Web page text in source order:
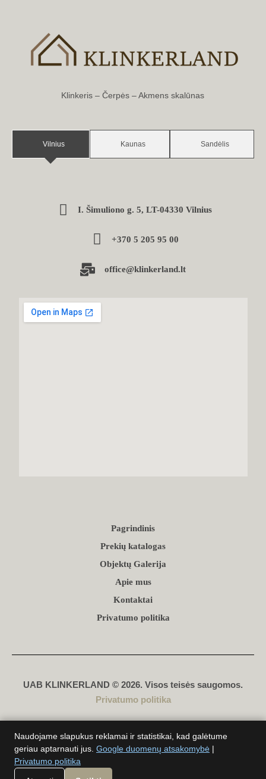
Klinkeris – Čerpės – Akmens skalūnas
Vilnius Kaunas Sandėlis
I. Šimuliono g. 5, LT-04330 Vilnius
+370 5 205 95 00
office@klinkerland.lt
Pagrindinis
Prekių katalogas
Objektų Galerija
Apie mus
Kontaktai
Privatumo politika
UAB KLINKERLAND © 2026. Visos teisės saugomos.
Privatumo politika
Naudojame slapukus reklamai ir statistikai, kad galėtume
geriau aptarnauti jus. Google duomenų atsakomybė |
Privatumo politika